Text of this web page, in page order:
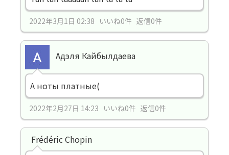
2022年3月1日 02:38 いいね0件 返信0件
Адэля Кайбылдаева
А ноты платные(
2022年2月27日 14:23 いいね0件 返信0件
Frédéric Chopin